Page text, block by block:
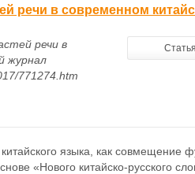
речи в современном
речи в
журнал
771274.htm
языка, как совмещение
«Нового китайско-русского